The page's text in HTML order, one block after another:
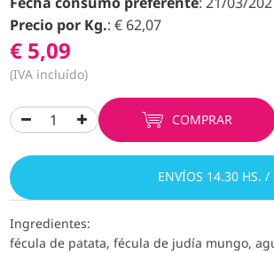
Precio por Kg.: € 62,07
€ 5,09
(IVA incluído)
COMPRAR
ENVÍOS 14.30 HS. /
Ingredientes:
fécula de patata, fécula de judía mungo,